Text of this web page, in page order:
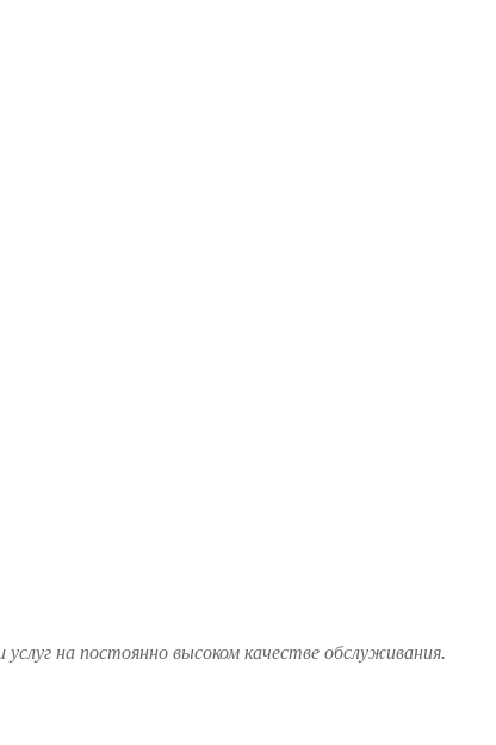
на постоянно высоком качестве обслуживания.